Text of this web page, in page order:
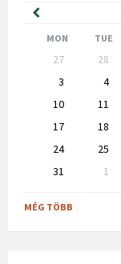
Previous
Month
MON TUE
calendar
27 28
3
4
10
11
17
18
24
25
31
1
to
calendar
MÉG TÖBB